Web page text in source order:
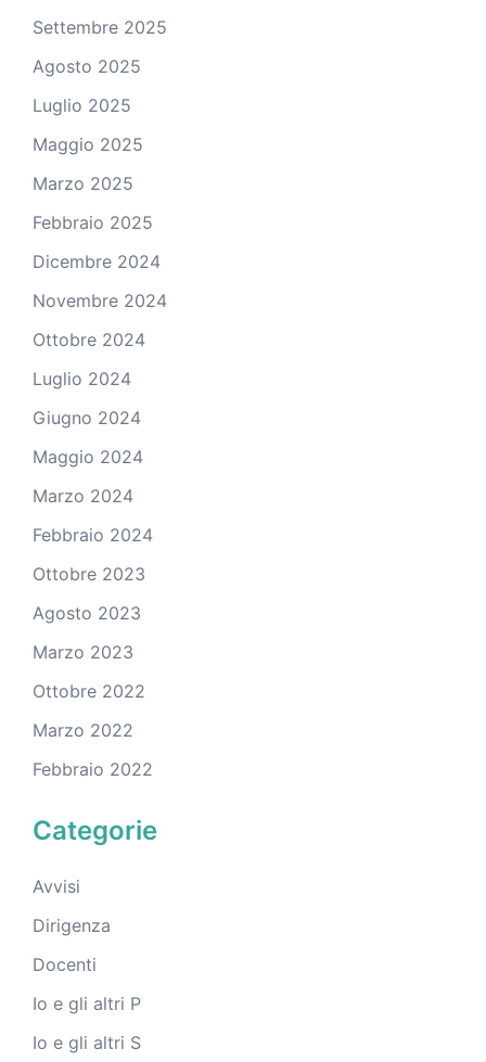
Settembre 2025
Agosto 2025
Luglio 2025
Maggio 2025
Marzo 2025
Febbraio 2025
Dicembre 2024
Novembre 2024
Ottobre 2024
Luglio 2024
Giugno 2024
Maggio 2024
Marzo 2024
Febbraio 2024
Ottobre 2023
Agosto 2023
Marzo 2023
Ottobre 2022
Marzo 2022
Febbraio 2022
Categorie
Avvisi
Dirigenza
Docenti
Io e gli altri P
Io e gli altri S